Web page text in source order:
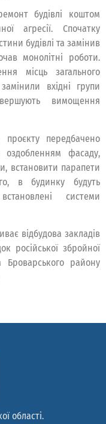
будівлі коштом
агресії. Спочатку
будівлі та замінив
монолітні роботи.
місць загального
вхідні групи
вимощення
передбачено
фасаду,
встановити парапети
в будинку будуть
системи
відбудова закладів
російської збройної
Броварського району
області.